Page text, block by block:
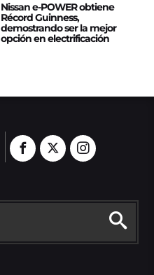
Nissan e‑POWER obtiene
Récord Guinness,
demostrando ser la mejor
opción en electrificación